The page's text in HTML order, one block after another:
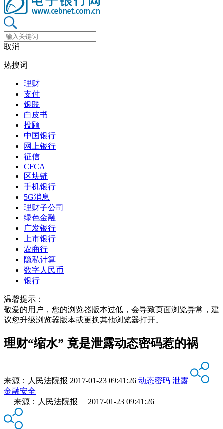
取消
热搜词
理财
支付
银联
白皮书
投顾
中国银行
网上银行
征信
CFCA
区块链
手机银行
5G消息
理财子公司
绿色金融
广发银行
上市银行
农商行
隐私计算
数字人民币
银行
温馨提示：
敬爱的用户，您的浏览器版本过低，会导致页面浏览异常，建
议您升级浏览器版本或更换其他浏览器打开。
理财“缩水” 竟是泄露动态密码惹的祸
来源： 人民法院报 2017-01-23 09:41:26 动态密码 泄露
金融安全
来源：人民法院报 2017-01-23 09:41:26